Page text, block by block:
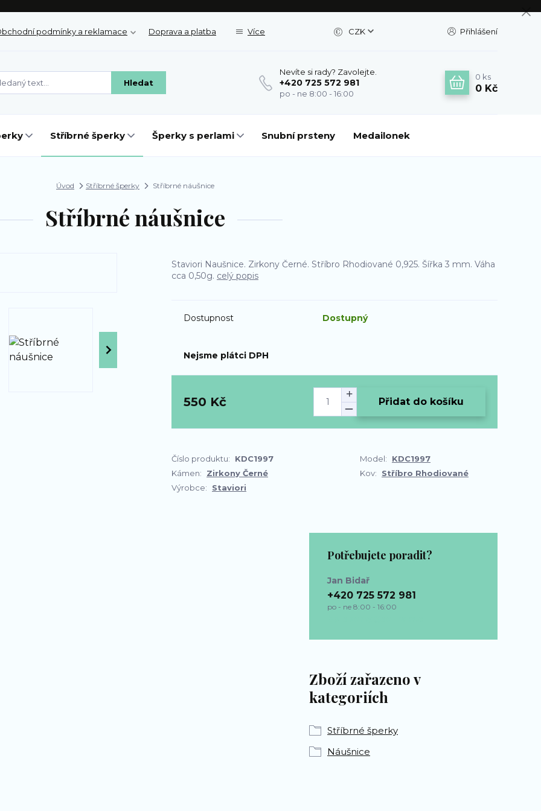
podmínky a reklamace Doprava a platba Více CZK Přihlášení
Hledat
Nevíte si rady? Zavolejte.
+420 725 572 981
po - ne 8:00 - 16:00
0 ks
0 Kč
Stříbrné šperky Šperky s perlami Snubní prsteny Medailonek
Úvod Stříbrné šperky Stříbrné náušnice
Stříbrné náušnice
Staviori Naušnice. Zirkony Černé. Stříbro Rhodiované 0,925. Šířka 3 mm. Váha
cca 0,50g. celý popis
Dostupnost Dostupný
Nejsme plátci DPH
550 Kč Přidat do košíku
Číslo produktu: KDC1997 Model:
KDC1997
Kámen:
Zirkony Černé Kov:
Stříbro Rhodiované
Výrobce:
Staviori
Zboží zařazeno v
kategoriích
Stříbrné šperky
Náušnice
Potřebujete poradit?
Jan Bidař
+420 725 572 981
po - ne 8:00 - 16:00